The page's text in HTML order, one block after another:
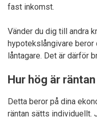
fast inkomst.
Vänder du dig till andra
hypotekslångivare
låntagare. Det är därför
Hur hög är
Detta beror på dina
räntan sätts individuellt.